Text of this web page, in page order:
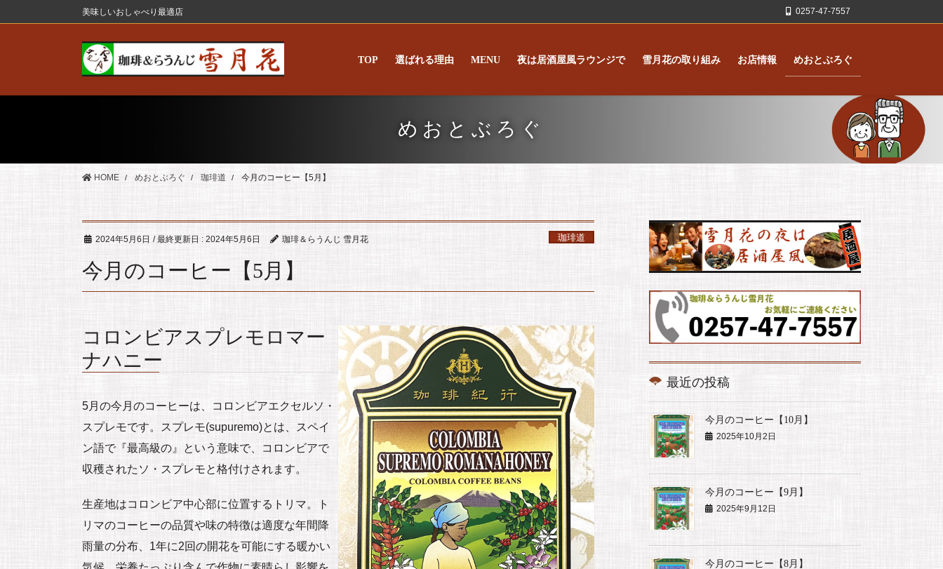
ン
ビ
美味しいおしゃべり最適店 0257-47-7557
TOP 選ばれる理由 MENU 夜は居酒屋風ラウンジで 雪月花の取り組み お店情報 めおとぶろぐ
めおとぶろぐ
HOME めおとぶろぐ 珈琲道 今月のコーヒー【5月】
2024年5月6日 / 最終更新日 : 2024年5月6日 珈琲＆らうんじ 雪月花 珈琲道
今月のコーヒー【5月】
コロンビアスプレモロマー
ナハニー
5月の今月のコーヒーは、コロンビアエクセルソ・
スプレモです。スプレモ(supuremo)とは、スペイ
ン語で『最高級の』という意味で、コロンビアで
収穫されたソ・スプレモと格付けされます。
生産地はコロンビア中心部に位置するトリマ。ト
リマのコーヒーの品質や味の特徴は適度な年間降
雨量の分布、1年に2回の開花を可能にする暖かい
最近の投稿
今月のコーヒー【10月】
2025年10月2日
今月のコーヒー【9月】
2025年9月12日
今月のコーヒー【8月】